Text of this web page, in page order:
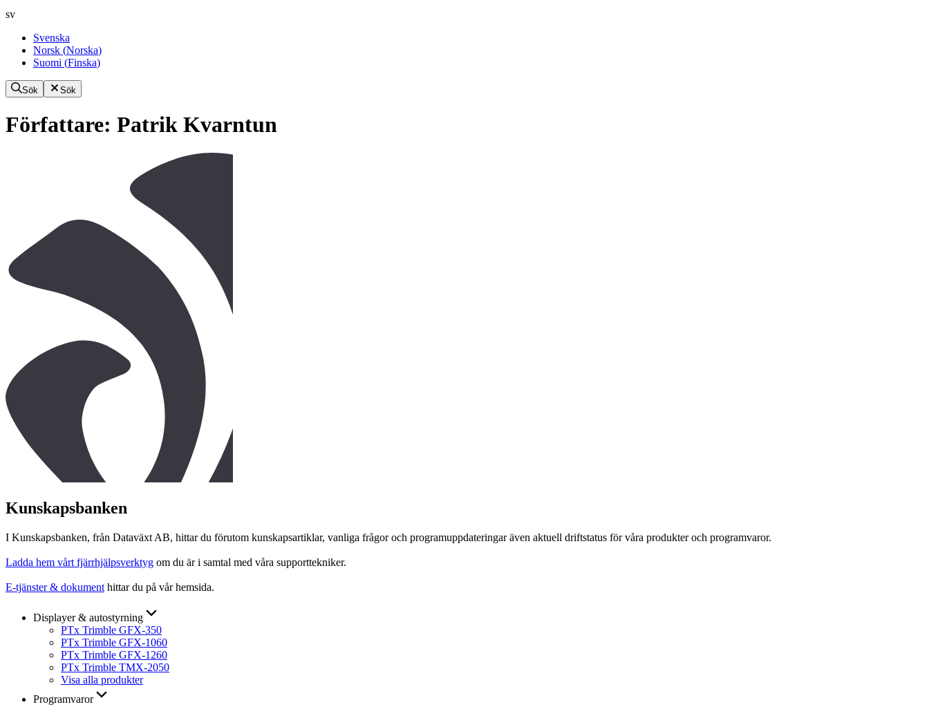
sv
Svenska
Norsk (Norska)
Suomi (Finska)
Sök Sök
Författare: Patrik Kvarntun
Kunskapsbanken
I Kunskapsbanken, från Dataväxt AB, hittar du förutom kunskapsartiklar, vanliga frågor och programuppdateringar även aktuell driftstatus för våra produkter och programvaror.
Ladda hem vårt fjärrhjälpsverktyg om du är i samtal med våra supporttekniker.
E-tjänster & dokument hittar du på vår hemsida.
Displayer & autostyrning
PTx Trimble GFX-350
PTx Trimble GFX-1060
PTx Trimble GFX-1260
PTx Trimble TMX-2050
Visa alla produkter
Programvaror